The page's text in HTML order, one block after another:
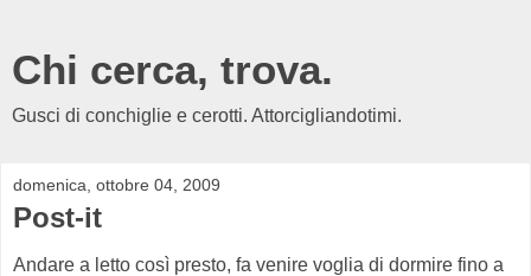
Chi cerca, trova.
Gusci di conchiglie e cerotti. Attorcigliandotimi.
domenica, ottobre 04, 2009
Post-it
Andare a letto così presto, fa venire voglia di dormire fino a